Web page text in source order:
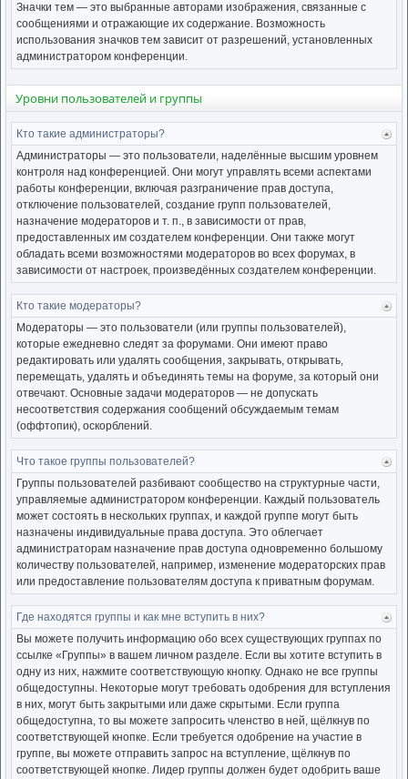
Значки тем — это выбранные авторами изображения, связанные с
сообщениями и отражающие их содержание. Возможность
использования значков тем зависит от разрешений, установленных
администратором конференции.
Уровни пользователей и группы
Кто такие администраторы?
Администраторы — это пользователи, наделённые высшим уровнем
контроля над конференцией. Они могут управлять всеми аспектами
работы конференции, включая разграничение прав доступа,
отключение пользователей, создание групп пользователей,
назначение модераторов и т. п., в зависимости от прав,
предоставленных им создателем конференции. Они также могут
обладать всеми возможностями модераторов во всех форумах, в
зависимости от настроек, произведённых создателем конференции.
Кто такие модераторы?
Модераторы — это пользователи (или группы пользователей),
которые ежедневно следят за форумами. Они имеют право
редактировать или удалять сообщения, закрывать, открывать,
перемещать, удалять и объединять темы на форуме, за который они
отвечают. Основные задачи модераторов — не допускать
несоответствия содержания сообщений обсуждаемым темам
(оффтопик), оскорблений.
Что такое группы пользователей?
Группы пользователей разбивают сообщество на структурные части,
управляемые администратором конференции. Каждый пользователь
может состоять в нескольких группах, и каждой группе могут быть
назначены индивидуальные права доступа. Это облегчает
администраторам назначение прав доступа одновременно большому
количеству пользователей, например, изменение модераторских прав
или предоставление пользователям доступа к приватным форумам.
Где находятся группы и как мне вступить в них?
Вы можете получить информацию обо всех существующих группах по
ссылке «Группы» в вашем личном разделе. Если вы хотите вступить в
одну из них, нажмите соответствующую кнопку. Однако не все группы
общедоступны. Некоторые могут требовать одобрения для вступления
в них, могут быть закрытыми или даже скрытыми. Если группа
общедоступна, то вы можете запросить членство в ней, щёлкнув по
соответствующей кнопке. Если требуется одобрение на участие в
группе, вы можете отправить запрос на вступление, щёлкнув по
соответствующей кнопке. Лидер группы должен будет одобрить ваше